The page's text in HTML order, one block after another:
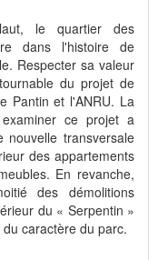
le quartier des
dans l'histoire de
Respecter sa valeur
du projet de
Pantin et l'ANRU. La
ce projet a
transversale
des appartements
En revanche,
des démolitions
du « Serpentin »
caractère du parc.